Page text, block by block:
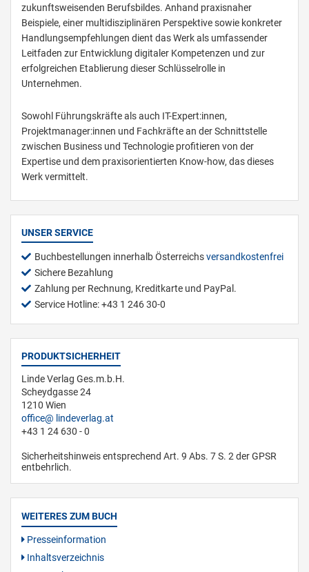
zukunftsweisenden Berufsbildes. Anhand praxisnaher
Beispiele, einer multidisziplinären Perspektive sowie konkreter
Handlungsempfehlungen dient das Werk als umfassender
Leitfaden zur Entwicklung digitaler Kompetenzen und zur
erfolgreichen Etablierung dieser Schlüsselrolle in
Unternehmen.
Sowohl Führungskräfte als auch IT-Expert:innen,
Projektmanager:innen und Fachkräfte an der Schnittstelle
zwischen Business und Technologie profitieren von der
Expertise und dem praxisorientierten Know-how, das dieses
Werk vermittelt.
UNSER SERVICE
Buchbestellungen innerhalb Österreichsversandkostenfrei
Sichere Bezahlung
Zahlung per Rechnung, Kreditkarte und PayPal.
Service Hotline: +43 1 246 30-0
PRODUKTSICHERHEIT
Linde Verlag Ges.m.b.H.
Scheydgasse 24
1210 Wien
office
lindeverlag.at
+43 1 24 630 - 0
Sicherheitshinweis entsprechend Art. 9 Abs. 7 S. 2 der GPSR
entbehrlich.
WEITERES ZUM BUCH
Presseinformation
Inhaltsverzeichnis